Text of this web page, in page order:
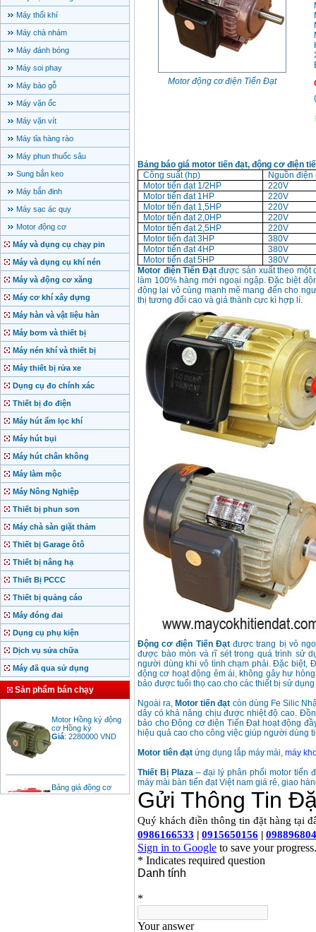
Máy thổi khí
Máy chà nhám
Máy đánh bóng
Máy soi phay
Máy bào gỗ
Máy vặn ốc
Máy vặn vít
Máy tỉa hàng rào
Máy phun thuốc sâu
Sung bắn keo
Máy bắn đinh
Máy sạc ác quy
Motor động cơ
Máy và dụng cụ chạy pin
Máy và dụng cụ khí nén
Máy và động cơ xăng
Máy cơ khí xây dựng
Máy hàn và vật liệu hàn
Máy bơm và thiết bị
Máy nén khí và thiết bị
Máy thiết bị rửa xe
Dụng cụ đo chính xác
Thiết bị đo điện
Máy hút ẩm lọc khí
Máy hút bụi
Máy hút chân không
Máy làm mộc
Máy Nông Nghiệp
Thiết bị phun sơn
Máy chà sàn giặt thảm
Thiết bị Garage ôtô
Thiết bị nâng hạ
Thiết Bị PCCC
Thiết bị quảng cáo
Máy đóng đai
Dụng cụ phụ kiện
Dịch vụ sửa chữa
Máy đã qua sử dụng
Sản phẩm bán chạy
cơ Hồng ký
Giá :2280000
diesel đầu nổ diesel
Giá:6500000VND
Motor động cơ điện Tiến Đạt
(
Bảng báo giá motor tiến đạt, động cơ điện
Công suất (hp)
Nguồn điện
Motor tiến đạt 1/2HP
220V
Motor tiến đạt 1HP
220V
Motor tiến đạt 1,5HP
220V
Motor tiến đạt 2,0HP
220V
Motor tiến đạt 2,5HP
220V
Motor tiến đạt 3HP
380V
Motor tiến đạt 4HP
380V
Motor tiến đạt 5HP
380V
Motor điện Tiến Đạtđược sản xuất theo một
làm 100% hàng mới ngoại ngập. Đặc biệt
động lại vô cùng mạnh mẽ mang đến cho
thị tương đối cao và giá thành cực kì hợp lí.
Động cơ điện Tiến Đạtđược trang bị vỏ
được bào mòn và rĩ sét trong quá trình sử
người dùng khi vô tình chạm phải. Đặc biệt,
động cơ hoạt động êm ái, không gây hư
bảo được tuổi thọ cao cho các thiết bị sử
Ngoài ra, Motor tiến đạt còn dùng Fe Silic
dây có khả năng chịu được nhiệt độ cao.
bảo cho Động cơ điện Tiến Đạt hoạt động
hiệu quả cao cho công việc giúp người dùng
Motor tiên đạt ứng dụng lắp máy mài, máy
Thiết Bị Plaza– đại lý phân phối motor tiến
máy mài bàn tiến đạt Việt nam giá rẻ, giao